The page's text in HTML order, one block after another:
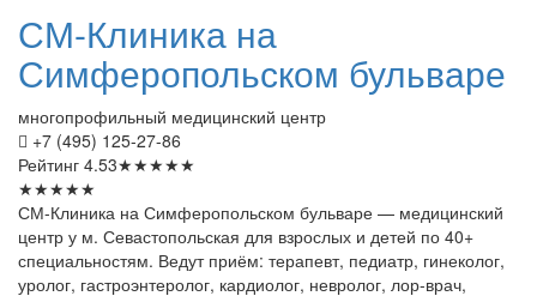
СМ-Клиника на
Симферопольском бульваре
многопрофильный медицинский центр
+7 (495) 125-27-86
Рейтинг 4.53★★★★★
★★★★★
СМ-Клиника на Симферопольском бульваре — медицинский
центр у м. Севастопольская для взрослых и детей по 40+
специальностям. Ведут приём: терапевт, педиатр, гинеколог,
уролог, гастроэнтеролог, кардиолог, невролог, лор-врач,